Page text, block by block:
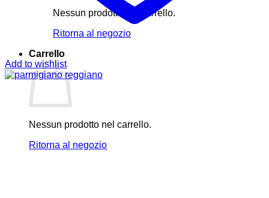
Nessun prodotto nel carrello.
Ritorna al negozio
Carrello
Nessun prodotto nel carrello.
Ritorna al negozio
Add to wishlist